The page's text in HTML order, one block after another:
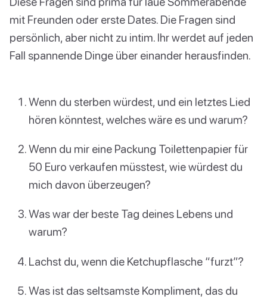
mit Freunden oder erste Dates. Die Fragen sind
persönlich, aber nicht zu intim. Ihr werdet auf jeden
Fall spannende Dinge über einander herausfinden.
Wenn du sterben würdest, und ein letztes Lied
hören könntest, welches wäre es und warum?
Wenn du mir eine Packung Toilettenpapier für
50 Euro verkaufen müsstest, wie würdest du
mich davon überzeugen?
Was war der beste Tag deines Lebens und
warum?
Lachst du, wenn die Ketchupflasche “furzt”?
Was ist das seltsamste Kompliment, das du